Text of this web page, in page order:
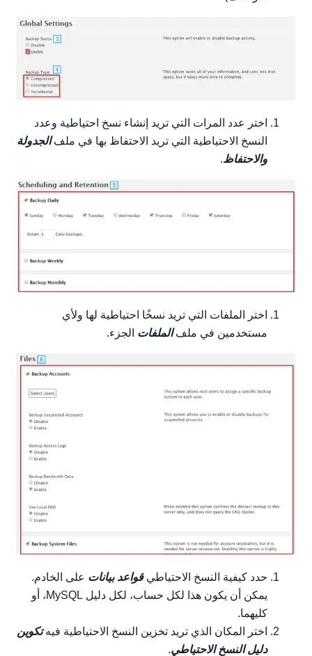
اختر عدد المرات التي تريد إنشاء نسخ احتياطية وعدد
النسخ الاحتياطية التي تريد الاحتفاظ بها في ملفالجدولة
والاحتفاظ.
اختر الملفات التي تريد نسخًا احتياطية لها ولأي
مستخدمين في ملفالملفات الجزء.
حدد كيفية النسخ الاحتياطيقواعد بيانات على الخادم.
يمكن أن يكون هذا لكل حساب، لكل دليل MySQL، أو
كليهما.
اختر المكان الذي تريد تخزين النسخ الاحتياطية فيهتكوين
دليل النسخ الاحتياطي.